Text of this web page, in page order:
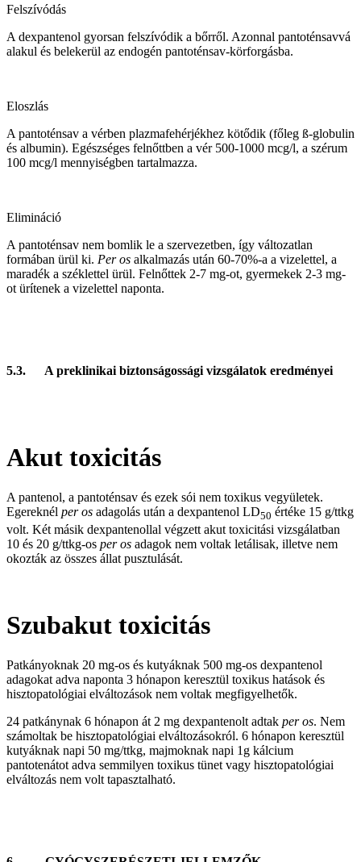
Felszívódás
A dexpantenol gyorsan felszívódik a bőrről. Azonnal pantoténsavvá
alakul és belekerül az endogén pantoténsav-körforgásba.
Eloszlás
A pantoténsav a vérben plazmafehérjékhez kötődik (főleg ß-globulin
és albumin). Egészséges felnőttben a vér 500-1000 mcg/l, a szérum
100 mcg/l mennyiségben tartalmazza.
Elimináció
A pantoténsav nem bomlik le a szervezetben, így változatlan
formában ürül ki. Per os alkalmazás után 60-70%-a a vizelettel, a
maradék a széklettel ürül. Felnőttek 2-7 mg-ot, gyermekek 2-3 mg-
ot ürítenek a vizelettel naponta.
5.3. A preklinikai biztonságossági vizsgálatok eredményei
Akut toxicitás
A pantenol, a pantoténsav és ezek sói nem toxikus vegyületek.
Egereknél per os adagolás után a dexpantenol LD50 értéke 15 g/ttkg
volt. Két másik dexpantenollal végzett akut toxicitási vizsgálatban
10 és 20 g/ttkg-os per os adagok nem voltak letálisak, illetve nem
okozták az összes állat pusztulását.
Szubakut toxicitás
Patkányoknak 20 mg-os és kutyáknak 500 mg-os dexpantenol
adagokat adva naponta 3 hónapon keresztül toxikus hatások és
hisztopatológiai elváltozások nem voltak megfigyelhetők.
24 patkánynak 6 hónapon át 2 mg dexpantenolt adtak per os. Nem
számoltak be hisztopatológiai elváltozásokról. 6 hónapon keresztül
kutyáknak napi 50 mg/ttkg, majmoknak napi 1g kálcium
pantotenátot adva semmilyen toxikus tünet vagy hisztopatológiai
elváltozás nem volt tapasztalható.